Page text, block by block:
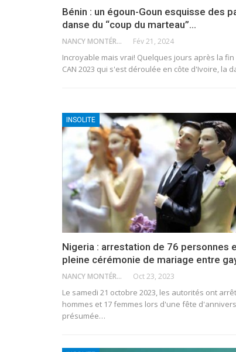
Bénin : un égoun-Goun esquisse des
danse du “coup du marteau”…
NANCY MONTÉRO Fév 21, 2024
Incroyable mais vrai! Quelques jours après la fin
CAN 2023 qui s'est déroulée en côte d'Ivoire, la
INSOLITE
Nigeria : arrestation de 76 personnes
pleine cérémonie de mariage entre
NANCY MONTÉRO Oct 23, 2023
Le samedi 21 octobre 2023, les autorités ont
hommes et 17 femmes lors d'une fête
présumée…